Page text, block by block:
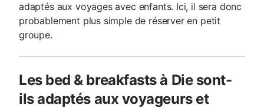
adaptés aux voyages avec enfants. Ici, il sera donc
probablement plus simple de réserver en petit
groupe.
Les bed & breakfasts à Die sont-
ils adaptés aux voyageurs et